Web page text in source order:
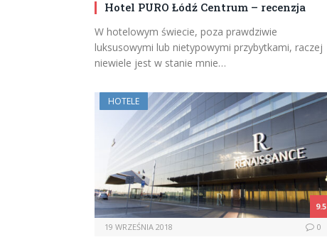
Hotel PURO Łódź Centrum – recenzja
W hotelowym świecie, poza prawdziwie
luksusowymi lub nietypowymi przybytkami, raczej
niewiele jest w stanie mnie…
9.5
HOTELE
19 WRZEŚNIA 2018 0